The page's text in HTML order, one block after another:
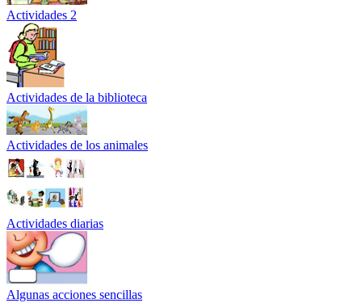
Actividades 2
Actividades de la biblioteca
Actividades de los animales
Actividades diarias
Algunas acciones sencillas